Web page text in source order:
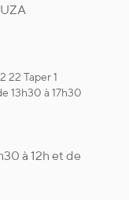
22 Taper 1
13h30 à 17h30
à 12h et de